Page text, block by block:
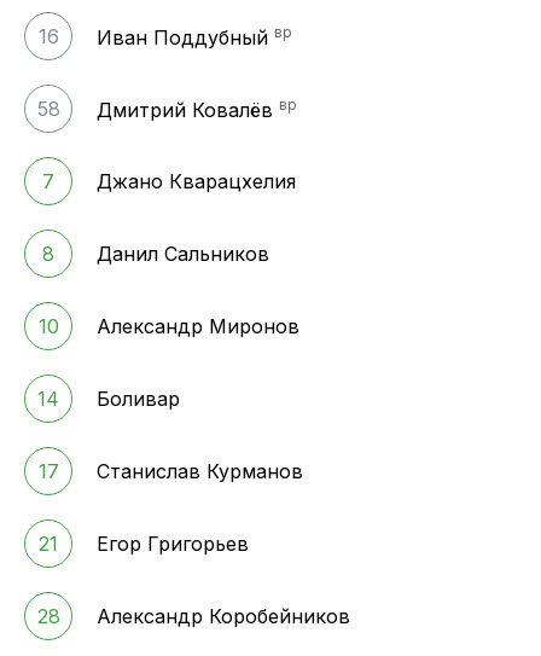
16 Иван Поддубный вр
58 Дмитрий Ковалёв вр
7 Джано Кварацхелия
8 Данил Сальников
10 Александр Миронов
14 Боливар
17 Станислав Курманов
21 Егор Григорьев
28 Александр Коробейников